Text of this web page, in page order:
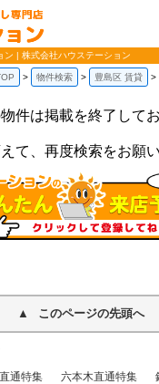
/mobile_img/
ン | 株式会社ハウステーション
物件検索 豊島区 賃貸
件は掲載を終了してお
て、再度検索をお願い
このページの先頭へ
通特集 六本木直通特集